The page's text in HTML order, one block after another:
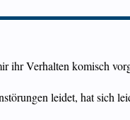
Verhalten komisch
leidet, hat sich